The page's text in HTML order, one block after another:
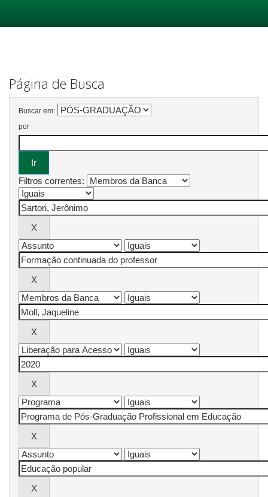
Página de Busca
Buscar em:
por
Filtros correntes: